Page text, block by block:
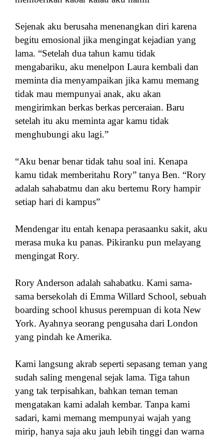
Sejenak aku berusaha menenangkan diri karena
begitu emosional jika mengingat kejadian yang
lama. “Setelah dua tahun kamu tidak
mengabariku, aku menelpon Laura kembali dan
meminta dia menyampaikan jika kamu memang
tidak mau mempunyai anak, aku akan
mengirimkan berkas berkas perceraian. Baru
setelah itu aku meminta agar kamu tidak
menghubungi aku lagi.”
“Aku benar benar tidak tahu soal ini. Kenapa
kamu tidak memberitahu Rory” tanya Ben. “Rory
adalah sahabatmu dan aku bertemu Rory hampir
setiap hari di kampus”
Mendengar itu entah kenapa perasaanku sakit, aku
merasa muka ku panas. Pikiranku pun melayang
mengingat Rory.
Rory Anderson adalah sahabatku. Kami sama-
sama bersekolah di Emma Willard School, sebuah
boarding school khusus perempuan di kota New
York. Ayahnya seorang pengusaha dari London
yang pindah ke Amerika.
Kami langsung akrab seperti sepasang teman yang
sudah saling mengenal sejak lama. Tiga tahun
yang tak terpisahkan, bahkan teman teman
mengatakan kami adalah kembar. Tanpa kami
sadari, kami memang mempunyai wajah yang
mirip, hanya saja aku jauh lebih tinggi dan warna